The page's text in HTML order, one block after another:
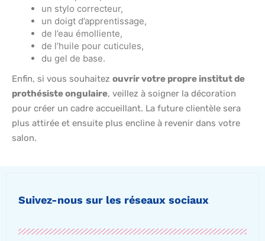
un stylo correcteur,
un doigt d’apprentissage,
de l’eau émolliente,
de l’huile pour cuticules,
du gel de base.
Enfin, si vous souhaitez ouvrir votre propre institut de
prothésiste ongulaire, veillez à soigner la décoration
pour créer un cadre accueillant. La future clientèle sera
plus attirée et ensuite plus encline à revenir dans votre
salon.
Suivez-nous sur les réseaux sociaux